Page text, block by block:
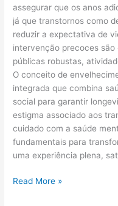
assegurar que os anos
já que transtornos como
reduzir a expectativa de
intervenção precoces
públicas robustas,
O conceito de
integrada que combina
social para garantir
estigma associado aos
cuidado com a saúde
fundamentais para
uma experiência plena,
Read More »